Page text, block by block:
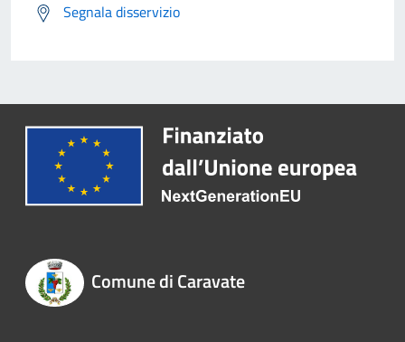
Segnala disservizio
Comune di Caravate